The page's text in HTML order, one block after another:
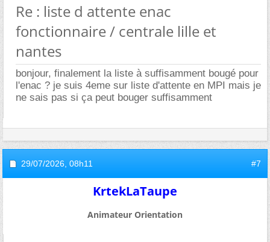
Re : liste d attente enac
fonctionnaire / centrale lille et
nantes
bonjour, finalement la liste à suffisamment bougé pour
l'enac ? je suis 4eme sur liste d'attente en MPI mais je
ne sais pas si ça peut bouger suffisamment
29/07/2026, 08h11 #7
KrtekLaTaupe
Animateur Orientation